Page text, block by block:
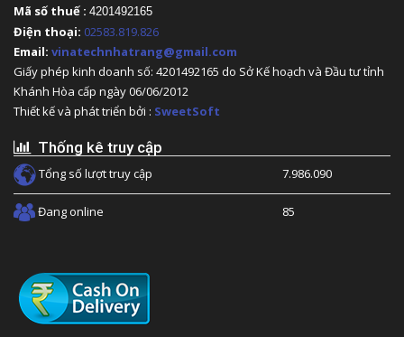
Mã số thuế : 4201492165
Điện thoại: 02583.819.826
Email: vinatechnhatrang@gmail.com
Giấy phép kinh doanh số: 4201492165 do Sở Kế hoạch và Đầu tư tỉnh
Khánh Hòa cấp ngày 06/06/2012
Thiết kế và phát triển bởi : SweetSoft
Thống kê truy cập
Tổng số lượt truy cập 7.986.090
Đang online 85